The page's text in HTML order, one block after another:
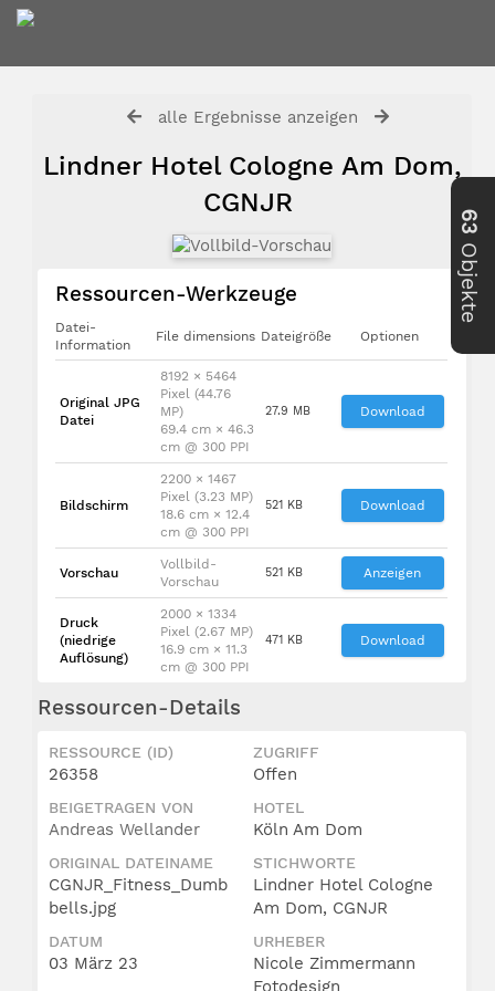
alle Ergebnisse anzeigen
Lindner Hotel Cologne Am Dom,
CGNJR
Ressourcen-Werkzeuge
Datei-
Information
File dimensions Dateigröße Optionen
Original JPG
Datei
8192 × 5464
Pixel (44.76
MP)
69.4 cm × 46.3
cm @ 300 PPI
27.9 MB Download
Bildschirm
2200 × 1467
Pixel (3.23 MP)
18.6 cm × 12.4
cm @ 300 PPI
521 KB Download
Vorschau
Vollbild-
Vorschau
521 KB Anzeigen
Druck
(niedrige
Auflösung)
2000 × 1334
Pixel (2.67 MP)
16.9 cm × 11.3
cm @ 300 PPI
471 KB Download
Ressourcen-Details
RESSOURCE (ID)
26358
ZUGRIFF
Offen
BEIGETRAGEN VON
Andreas Wellander
HOTEL
Köln Am Dom
ORIGINAL DATEINAME
CGNJR_Fitness_Dumb
bells.jpg
STICHWORTE
Lindner Hotel Cologne
Am Dom, CGNJR
DATUM
03 März 23
URHEBER
Nicole Zimmermann
Fotodesign
63
Objekte